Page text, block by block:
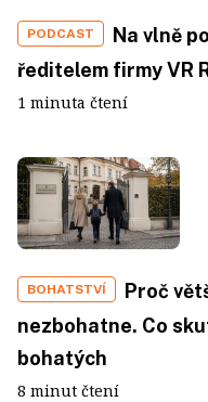
PODCAST
Na vlně
ředitelem firmy VR
1 minuta čtení
BOHATSTVÍ
Proč
nezbohatne. Co
bohatých
8 minut čtení